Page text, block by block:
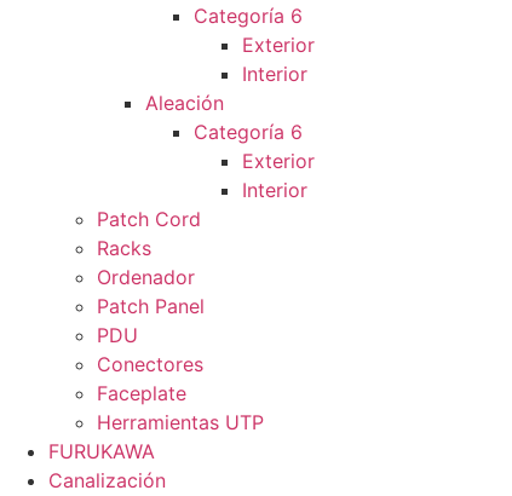
Categoría 6
Exterior
Interior
Aleación
Categoría 6
Exterior
Interior
Patch Cord
Racks
Ordenador
Patch Panel
PDU
Conectores
Faceplate
Herramientas UTP
FURUKAWA
Canalización